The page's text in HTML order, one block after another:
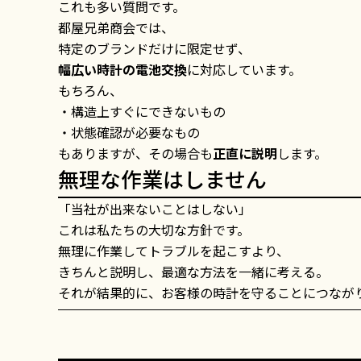
これも多い質問です。
都屋兄弟商会では、
特定のブランドだけに限定せず、
幅広い時計の電池交換に対応しています。
もちろん、
・構造上すぐにできないもの
・状態確認が必要なもの
もありますが、その場合も正直に説明します。
無理な作業はしません
「当社が出来ないことはしない」
これは私たちの大切な方針です。
無理に作業してトラブルを起こすより、
きちんと説明し、最適な方法を一緒に考える。
それが結果的に、お客様の時計を守ることにつなが